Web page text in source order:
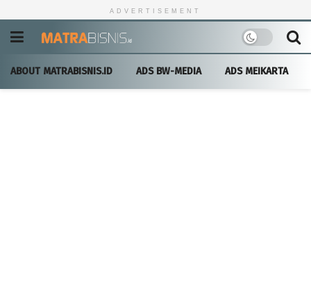
ADVERTISEMENT
ABOUT MATRABISNIS.ID ADS BW-MEDIA ADS MEIKARTA